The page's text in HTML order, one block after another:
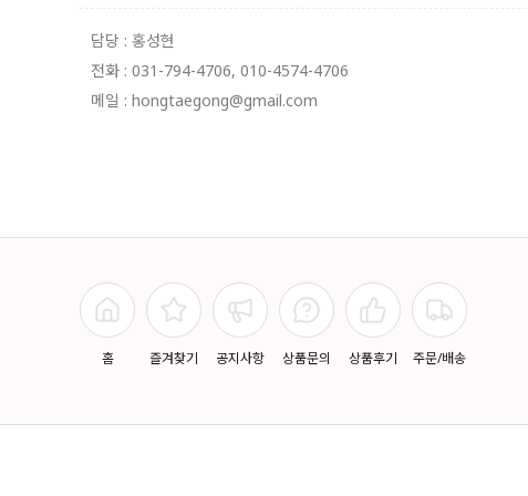
담당 : 홍성현
전화 : 031-794-4706, 010-4574-4706
메일 : hongtaegong@gmail.com
홈 즐겨찾기 공지사항 상품문의 상품후기 주문/배송